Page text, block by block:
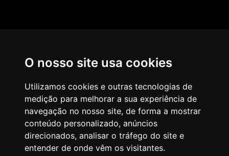
O nosso site usa cookies
Utilizamos cookies e outras tecnologias de
medição para melhorar a sua experiência de
navegação no nosso site, de forma a mostrar
conteúdo personalizado, anúncios
direcionados, analisar o tráfego do site e
entender de onde vêm os visitantes.
AGÊNCIA
COMO PENSAMOS
NOSSOS SERVIÇOS
CASES & CLIENTES
BLOG